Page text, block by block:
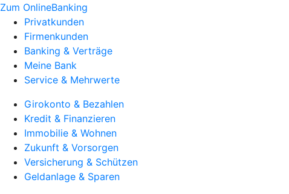
Zum OnlineBanking
Privatkunden
Firmenkunden
Banking & Verträge
Meine Bank
Service & Mehrwerte
Girokonto & Bezahlen
Kredit & Finanzieren
Immobilie & Wohnen
Zukunft & Vorsorgen
Versicherung & Schützen
Geldanlage & Sparen